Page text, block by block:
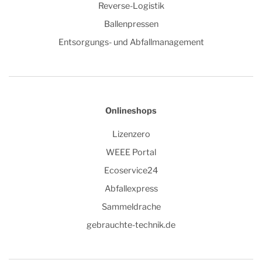
Reverse-Logistik
Ballenpressen
Entsorgungs- und Abfallmanagement
Onlineshops
Lizenzero
WEEE Portal
Ecoservice24
Abfallexpress
Sammeldrache
gebrauchte-technik.de